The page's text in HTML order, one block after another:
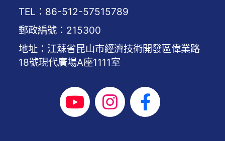
TEL：86-512-57515789
郵政編號：215300
地址：江蘇省昆山市經濟技術開發區偉業路
18號現代廣場A座1111室